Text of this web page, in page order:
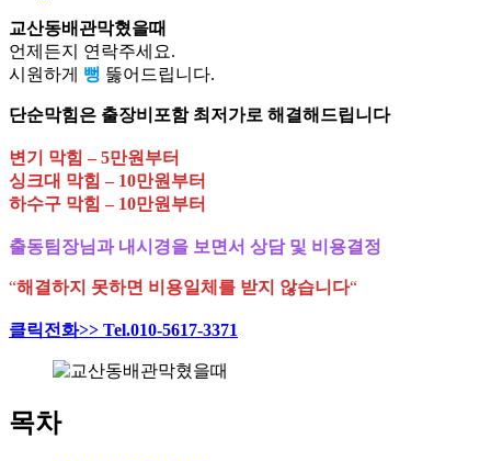
교산동배관막혔을때
언제든지 연락주세요.
시원하게 뻥 뚫어드립니다.
단순막힘은 출장비포함 최저가로 해결해드립니다
변기 막힘 – 5만원부터
싱크대 막힘 – 10만원부터
하수구 막힘 – 10만원부터
출동팀장님과 내시경을 보면서 상담 및 비용결정
“해결하지 못하면 비용일체를 받지 않습니다“
클릭전화>> Tel.010-5617-3371
목차